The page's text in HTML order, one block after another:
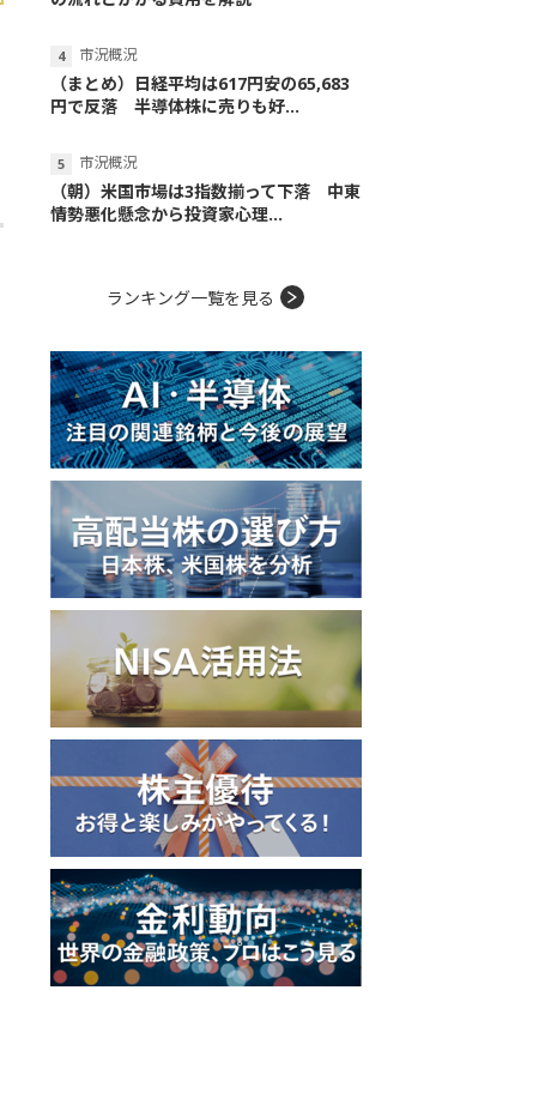
市況概況
（まとめ）日経平均は617円安の65,683
円で反落 半導体株に売りも好...
市況概況
（朝）米国市場は3指数揃って下落 中東
情勢悪化懸念から投資家心理...
ランキング一覧を見る